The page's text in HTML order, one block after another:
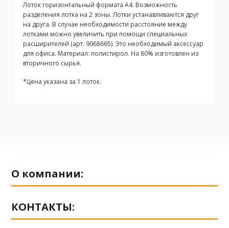
Лоток горизонтальный формата А4. Возможность
разделения лотка на 2 зоны. Лотки устанавливаются друг
на друга. В случае необходимости расстояние между
лотками можно увеличить при помощи специальных
расширителей (арт. 9068665). Это необходимый аксессуар
для офиса. Материал: полистирол. На 80% изготовлен из
вторичного сырья.
*Цена указана за 1 лоток.
О компании:
КОНТАКТЫ: